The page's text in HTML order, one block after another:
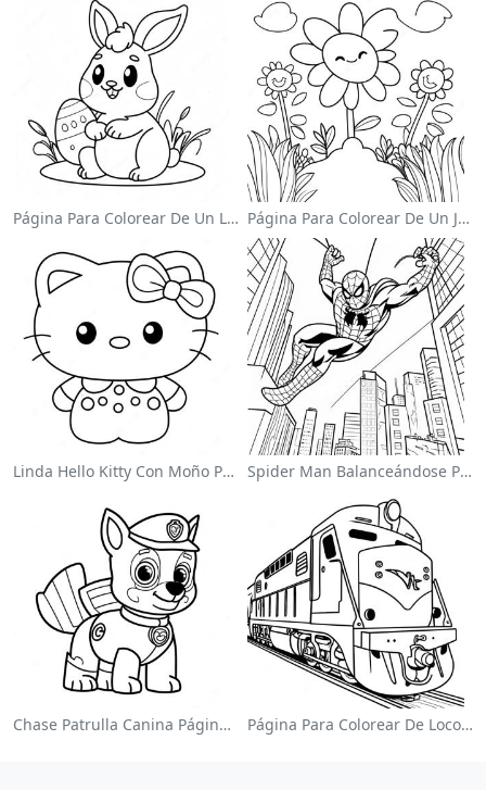
Página Para Colorear De Un Lindo Conejo De Pascua Página Para Colorear De Un Jardín De Flores Coloridas
Linda Hello Kitty Con Moño Para Colorear Spider Man Balanceándose Por La Ciudad Para Colorear
Chase Patrulla Canina Página Para Colorear Página Para Colorear De Locomotora Colorida